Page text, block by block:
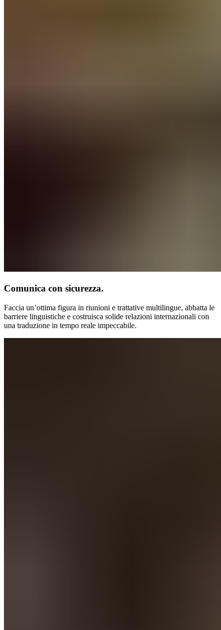
Comunica con sicurezza.
Faccia un’ottima figura in riunioni e trattative multilingue, abbatta le
barriere linguistiche e costruisca solide relazioni internazionali con
una traduzione in tempo reale impeccabile.